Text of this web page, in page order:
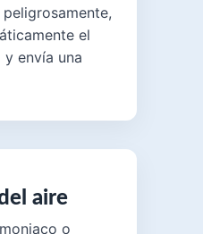
el
envía una
aire
o